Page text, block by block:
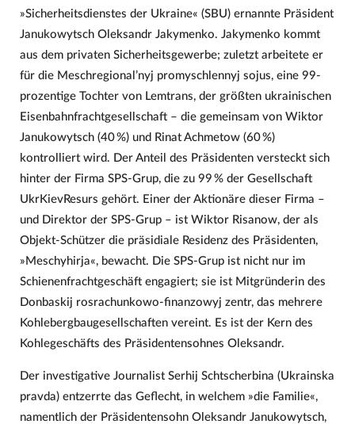
»Sicherheitsdienstes der Ukraine« (SBU) ernannte Präsident
Janukowytsch Oleksandr Jakymenko. Jakymenko kommt
aus dem privaten Sicherheitsgewerbe; zuletzt arbeitete er
für die Meschregional’nyj promyschlennyj sojus, eine 99-
prozentige Tochter von Lemtrans, der größten ukrainischen
Eisenbahnfrachtgesellschaft – die gemeinsam von Wiktor
Janukowytsch (40 %) und Rinat Achmetow (60 %)
kontrolliert wird. Der Anteil des Präsidenten versteckt sich
hinter der Firma SPS-Grup, die zu 99 % der Gesellschaft
UkrKievResurs gehört. Einer der Aktionäre dieser Firma –
und Direktor der SPS-Grup – ist Wiktor Risanow, der als
Objekt-Schützer die präsidiale Residenz des Präsidenten,
»Meschyhirja«, bewacht. Die SPS-Grup ist nicht nur im
Schienenfrachtgeschäft engagiert; sie ist Mitgründerin des
Donbaskij rosrachunkowo-finanzowyj zentr, das mehrere
Kohlebergbaugesellschaften vereint. Es ist der Kern des
Kohlegeschäfts des Präsidentensohnes Oleksandr.
Der investigative Journalist Serhij Schtscherbina (Ukrainska
pravda) entzerrte das Geflecht, in welchem »die Familie«,
namentlich der Präsidentensohn Oleksandr Janukowytsch,